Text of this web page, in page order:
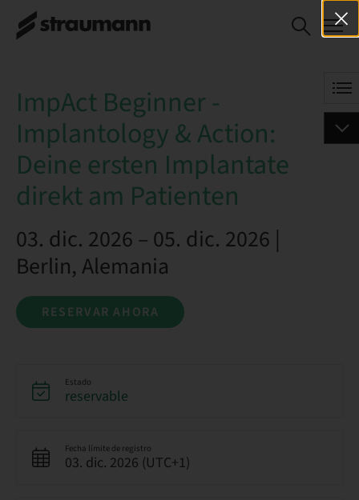
ImpAct Beginner -
Implantology & Action:
RESERVAR AHORA
ImpAct Beginner -
Implantology & Action:
Deine ersten Implantate
direkt am Patienten
03. dic. 2026 – 05. dic. 2026 |
Berlin, Alemania
RESERVAR AHORA
Estado
reservable
Fecha límite de registro
03. dic. 2026 (UTC+1)